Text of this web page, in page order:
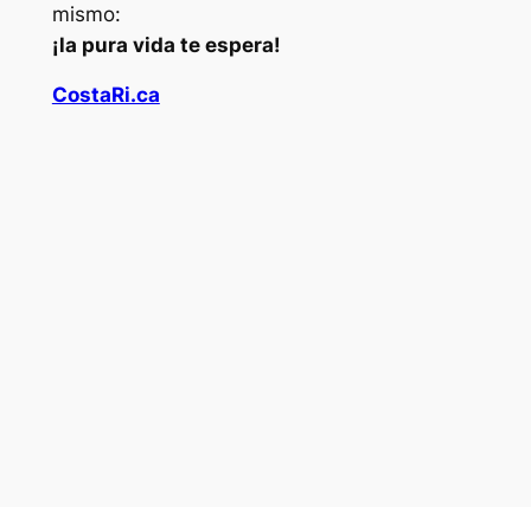
mismo:
¡la pura vida te espera!
CostaRi.ca